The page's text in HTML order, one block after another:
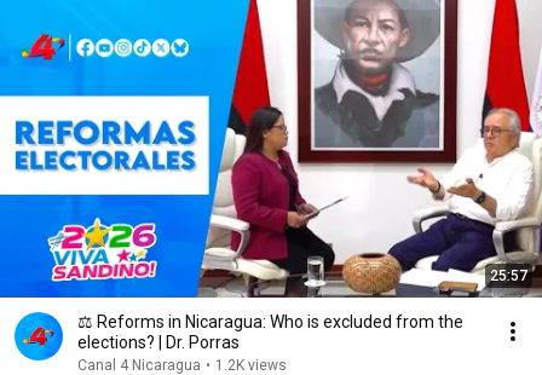
25:57
⚖️ Reforms in Nicaragua: Who is excluded from the
elections? | Dr. Porras
Canal 4 Nicaragua • 1.2K views